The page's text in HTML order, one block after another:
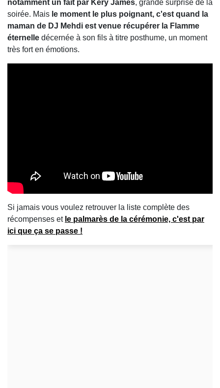
notamment un fait par Kery James, grande surprise de la
soirée. Mais le moment le plus poignant, c'est quand la
maman de DJ Mehdi est venue récupérer la Flamme
éternelle décernée à son fils à titre posthume, un moment
très fort en émotions.
Si jamais vous voulez retrouver la liste complète des
récompenses et le palmarès de la cérémonie, c'est par
ici que ça se passe !